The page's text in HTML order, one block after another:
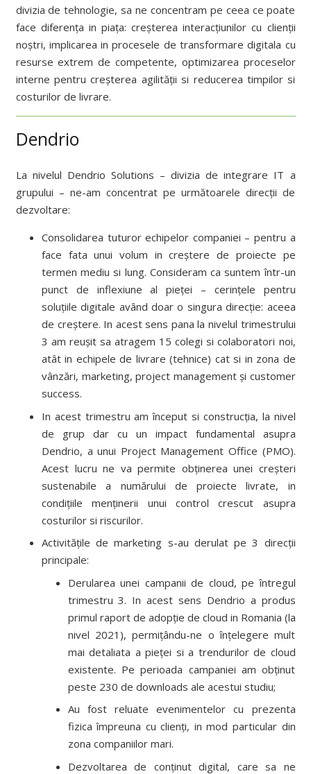
divizia de tehnologie, sa ne concentram pe ceea ce poate
face diferența in piața: creșterea interacțiunilor cu clienții
noștri, implicarea in procesele de transformare digitala cu
resurse extrem de competente, optimizarea proceselor
interne pentru creșterea agilității si reducerea timpilor si
costurilor de livrare.
Dendrio
La nivelul Dendrio Solutions – divizia de integrare IT a
grupului – ne-am concentrat pe următoarele direcții de
dezvoltare:
Consolidarea tuturor echipelor companiei – pentru a
face fata unui volum in creștere de proiecte pe
termen mediu si lung. Consideram ca suntem într-un
punct de inflexiune al pieței – cerințele pentru
soluțiile digitale având doar o singura direcție: aceea
de creștere. In acest sens pana la nivelul trimestrului
3 am reușit sa atragem 15 colegi si colaboratori noi,
atât in echipele de livrare (tehnice) cat si in zona de
vânzări, marketing, project management și customer
success.
In acest trimestru am început si construcția, la nivel
de grup dar cu un impact fundamental asupra
Dendrio, a unui Project Management Office (PMO).
Acest lucru ne va permite obținerea unei creșteri
sustenabile a numărului de proiecte livrate, in
condițiile menținerii unui control crescut asupra
costurilor si riscurilor.
Activitățile de marketing s-au derulat pe 3 direcții
principale:
Derularea unei campanii de cloud, pe întregul
trimestru 3. In acest sens Dendrio a produs
primul raport de adopție de cloud in Romania (la
nivel 2021), permițându-ne o înțelegere mult
mai detaliata a pieței si a trendurilor de cloud
existente. Pe perioada campaniei am obținut
peste 230 de downloads ale acestui studiu;
Au fost reluate evenimentelor cu prezenta
fizica împreuna cu clienți, in mod particular din
zona companiilor mari.
Dezvoltarea de conținut digital, care sa ne